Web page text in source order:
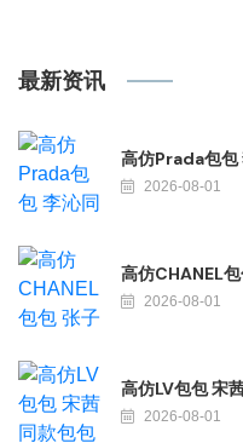
最新资讯
高仿Prada包包
2026-08-01
高仿CHANEL
2026-08-01
高仿LV包包 宋
2026-08-01